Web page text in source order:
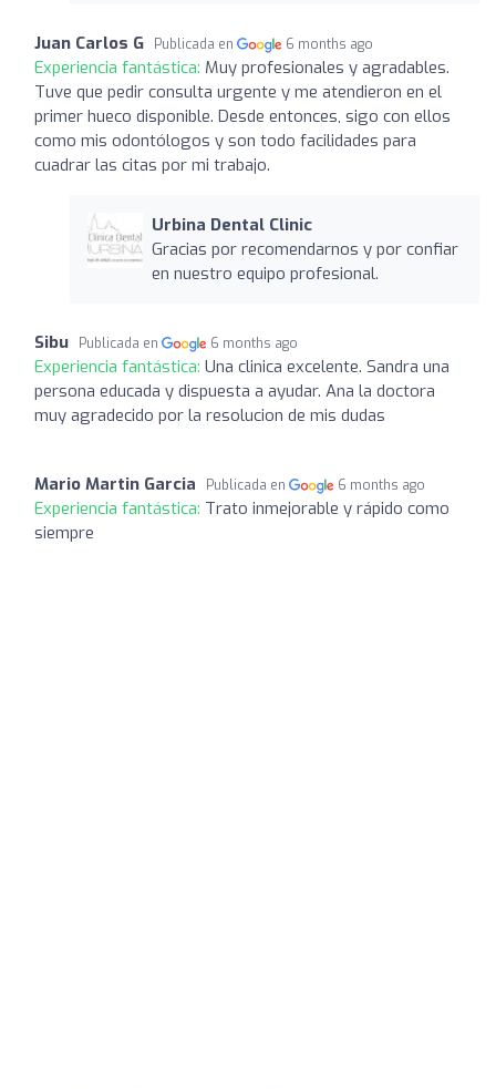
Juan Carlos G Publicada en 6 months ago
Experiencia fantástica: Muy profesionales y agradables.
Tuve que pedir consulta urgente y me atendieron en el
primer hueco disponible. Desde entonces, sigo con ellos
como mis odontólogos y son todo facilidades para
cuadrar las citas por mi trabajo.
Urbina Dental Clinic
Gracias por recomendarnos y por confiar
en nuestro equipo profesional.
Sibu Publicada en 6 months ago
Experiencia fantástica: Una clinica excelente. Sandra una
persona educada y dispuesta a ayudar. Ana la doctora
muy agradecido por la resolucion de mis dudas
Mario Martin Garcia Publicada en 6 months ago
Experiencia fantástica: Trato inmejorable y rápido como
siempre